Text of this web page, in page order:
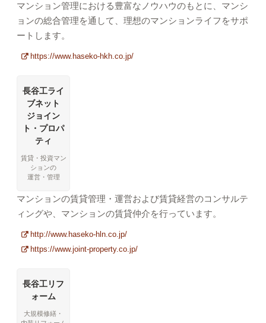
マンション管理における豊富なノウハウのもとに、マンシ
ョンの総合管理を通して、理想のマンションライフをサポ
ートします。
https://www.haseko-hkh.co.jp/
長谷工ライ
ブネット
ジョイン
ト・プロパ
ティ
賃貸・投資マン
ションの
運営・管理
マンションの賃貸管理・運営および賃貸経営のコンサルテ
ィングや、マンションの賃貸仲介を行っています。
http://www.haseko-hln.co.jp/
https://www.joint-property.co.jp/
長谷工リフ
ォーム
大規模修繕・